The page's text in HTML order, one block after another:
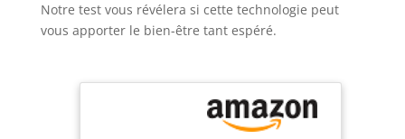
Notre test vous révélera si cette technologie peut
vous apporter le bien-être tant espéré.